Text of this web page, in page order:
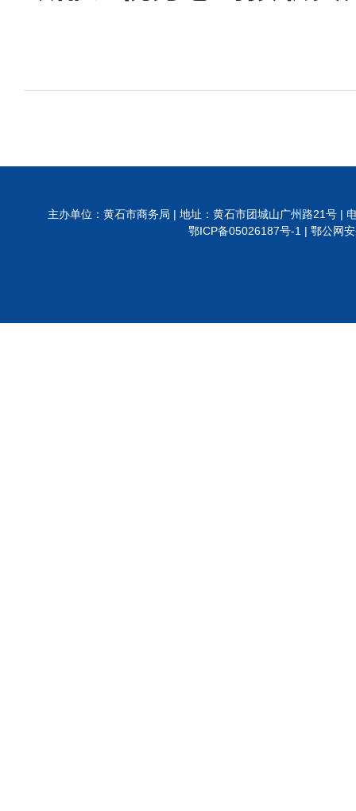
主办单位：黄石市商务局 | 地址：黄石市团城山广州路21号 |
鄂ICP备05026187号-1 | 鄂公网